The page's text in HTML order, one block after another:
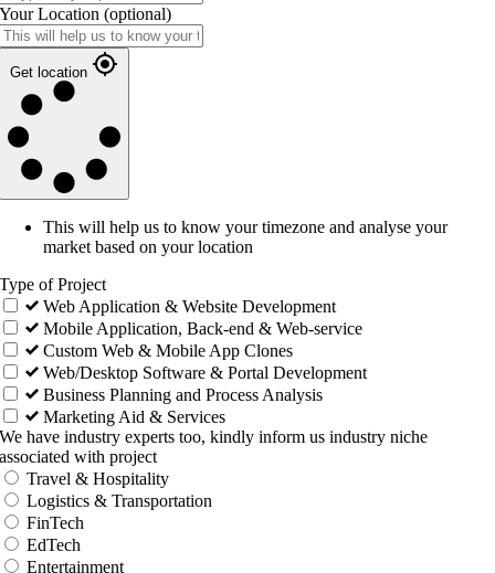
Your Location (optional)
Get location
This will help us to know your timezone and analyse your
market based on your location
Type of Project
Web Application & Website Development
Mobile Application, Back-end & Web-service
Custom Web & Mobile App Clones
Web/Desktop Software & Portal Development
Business Planning and Process Analysis
Marketing Aid & Services
We have industry experts too, kindly inform us industry niche
associated with project
Travel & Hospitality
Logistics & Transportation
FinTech
EdTech
Entertainment